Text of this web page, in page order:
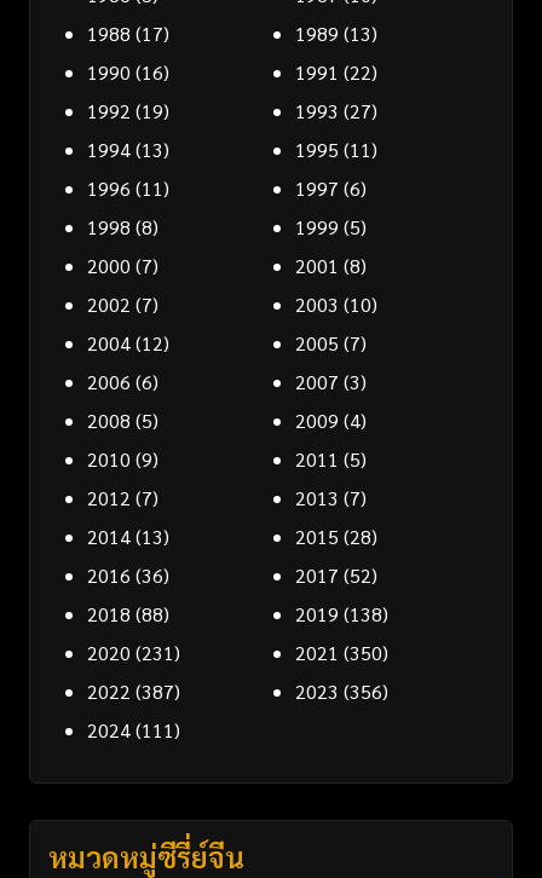
1988 (17) 1989 (13)
1990 (16) 1991 (22)
1992 (19) 1993 (27)
1994(13) 1995 (11)
1996 (11) 1997 (6)
1998 (8) 1999 (5)
2000 (7) 2001 (8)
2002 (7) 2003 (10)
2004(12) 2005 (7)
2006 (6) 2007 (3)
2008 (5) 2009 (4)
2010 (9) 2011 (5)
2012 (7) 2013 (7)
2014(13) 2015 (28)
2016 (36) 2017 (52)
2018 (88) 2019 (138)
2020 (231) 2021 (350)
2022 (387) 2023 (356)
2024(111)
หมวดหมู่ซีรี่ย์จีน